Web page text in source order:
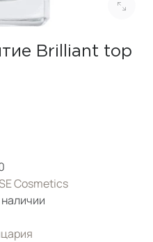
Brilliant top
Cosmetics